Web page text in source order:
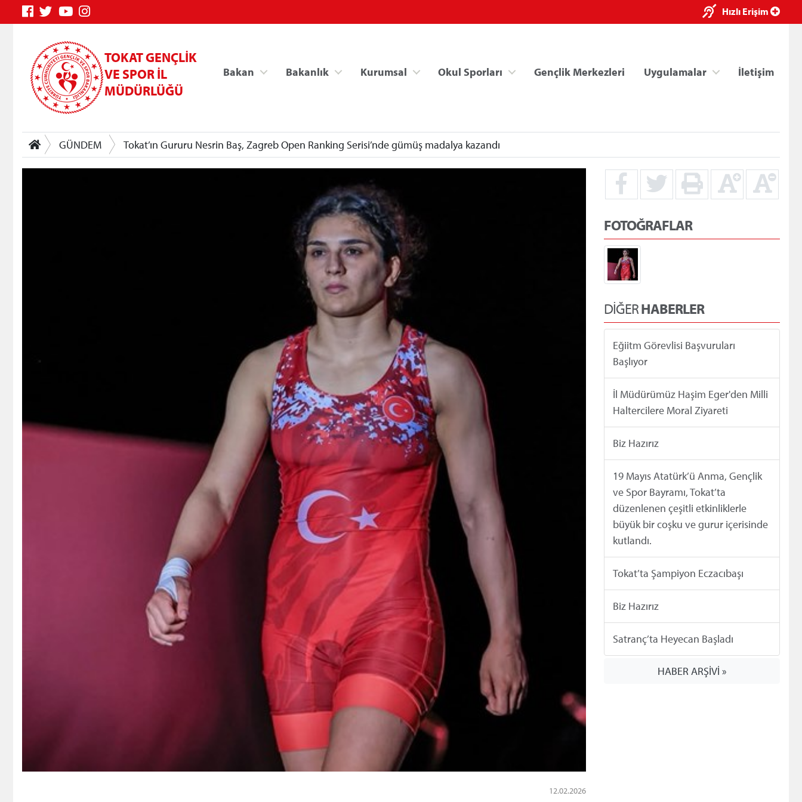
Hızlı Erişim
TOKAT GENÇLİK
VE SPOR İL
MÜDÜRLÜĞÜ
Bakan Bakanlık Kurumsal Okul Sporları Gençlik Merkezleri Uygulamalar İletişim
GÜNDEM Tokat’ın Gururu Nesrin Baş, Zagreb Open Ranking Serisi’nde gümüş madalya kazandı
12.02.2026
FOTOĞRAFLAR
DİĞERHABERLER
Eğiitm Görevlisi Başvuruları
Başlıyor
İl Müdürümüz Haşim Eger'den Milli
Haltercilere Moral Ziyareti
Biz Hazırız
19 Mayıs Atatürk’ü Anma, Gençlik
ve Spor Bayramı, Tokat’ta
düzenlenen çeşitli etkinliklerle
büyük bir coşku ve gurur içerisinde
kutlandı.
Tokat’ta Şampiyon Eczacıbaşı
Biz Hazırız
Satranç’ta Heyecan Başladı
HABER ARŞİVİ »
×
Spor Bilgi Sistemi